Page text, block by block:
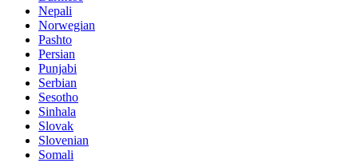
Nepali
Norwegian
Pashto
Persian
Punjabi
Serbian
Sesotho
Sinhala
Slovak
Slovenian
Somali